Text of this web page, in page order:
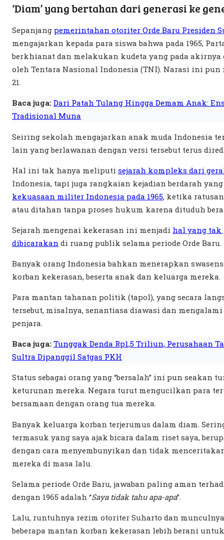
‘Diam’ yang bertahan dari generasi ke
Sepanjang pemerintahan otoriter Orde Baru Presiden
mengajarkan kepada para siswa bahwa pada 1965,
berkhianat dan melakukan kudeta yang pada akirnya
oleh Tentara Nasional Indonesia (TNI). Narasi ini pun
21.
Baca juga: Dari Patah Tulang Hingga Demam Anak:
Tradisional Muna
Seiring sekolah mengajarkan anak muda Indonesia
lain yang berlawanan dengan versi tersebut terus
Hal ini tak hanya meliputi sejarah kompleks dari
Indonesia, tapi juga rangkaian kejadian berdarah
kekuasaan militer Indonesia pada 1965, ketika
atau ditahan tanpa proses hukum karena dituduh
Sejarah mengenai kekerasan ini menjadi hal yang tak
dibicarakan di ruang publik selama periode Orde Baru.
Banyak orang Indonesia bahkan menerapkan
korban kekerasan, beserta anak dan keluarga mereka.
Para mantan tahanan politik (tapol), yang secara
tersebut, misalnya, senantiasa diawasi dan
penjara.
Baca juga: Tunggak Denda Rp1,5 Triliun, Perusahaan
Sultra Dipanggil Satgas PKH
Status sebagai orang yang “bersalah” ini pun seakan
keturunan mereka. Negara turut mengucilkan para
bersamaan dengan orang tua mereka.
Banyak keluarga korban terjerumus dalam diam.
termasuk yang saya ajak bicara dalam riset saya,
dengan cara menyembunyikan dan tidak
mereka di masa lalu.
Selama periode Orde Baru, jawaban paling aman
dengan 1965 adalah “Saya tidak tahu apa-apa”.
Lalu, runtuhnya rezim otoriter Suharto dan munculnya
beberapa mantan korban kekerasan lebih berani